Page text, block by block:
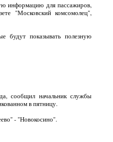
информацию для пассажиров,
"Московский комсомолец",
будут показывать полезную
сообщил начальник службы
в пятницу.
- "Новокосино".